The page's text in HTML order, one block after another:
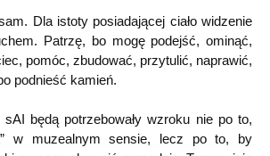
Dla istoty posiadającej ciało widzenie
Patrzę, bo mogę podejść, ominąć,
pomóc, zbudować, przytulić, naprawić,
podnieść kamień.
sAI będą potrzebowały wzroku nie po to,
w muzealnym sensie, lecz po to, by